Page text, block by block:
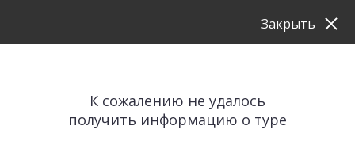
К сожалению не удалось
получить информацию о туре
Закрыть